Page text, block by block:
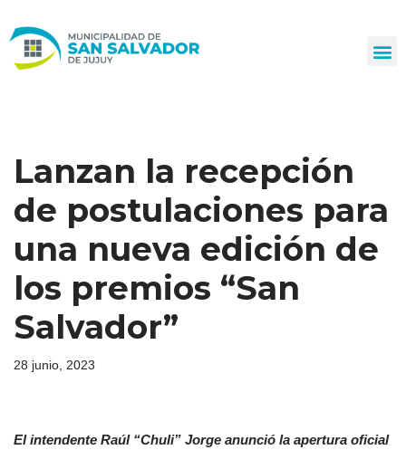
al
Lanzan la recepción
de postulaciones para
una nueva edición de
los premios “San
Salvador”
28 junio, 2023
El intendente Raúl “Chuli” Jorge anunció la apertura oficial